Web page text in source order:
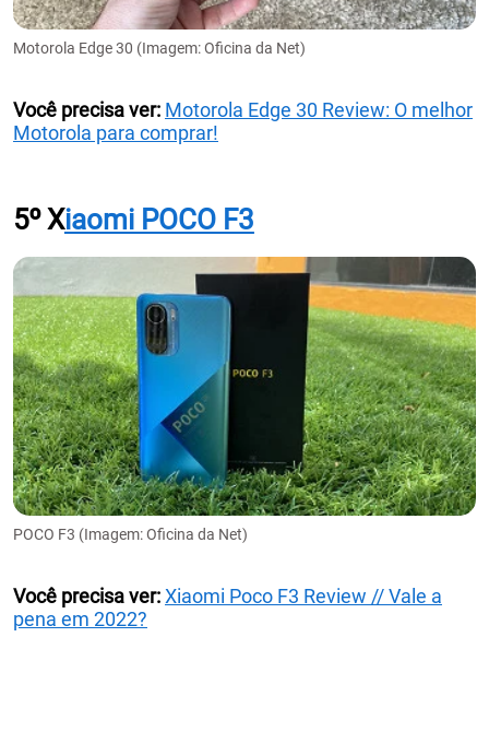
Motorola Edge 30 (Imagem: Oficina da Net)
Você precisa ver: Motorola Edge 30 Review: O melhor
Motorola para comprar!
5º Xiaomi POCO F3
POCO F3 (Imagem: Oficina da Net)
Você precisa ver:Xiaomi Poco F3 Review // Vale a
pena em 2022?